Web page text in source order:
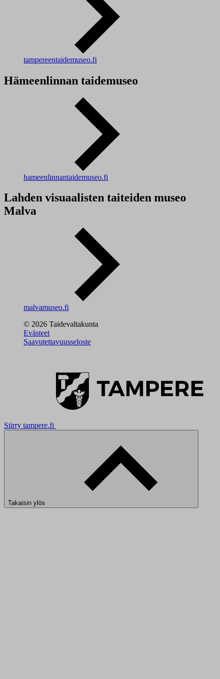
tampereentaidemuseo.fi
Hämeenlinnan taidemuseo
hameenlinnantaidemuseo.fi
Lahden visuaalisten taiteiden museo
Malva
malvamuseo.fi
© 2026 Taidevaltakunta
Evästeet
Saavutettavuusseloste
Siirry tampere.fi
Takaisin ylös